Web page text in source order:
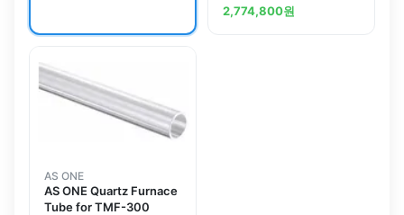
2,774,800원
AS ONE
AS ONE Quartz Furnace
Tube for TMF-300